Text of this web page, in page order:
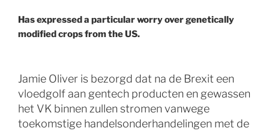
Has expressed a particular worry over genetically
modified crops from the US.
Jamie Oliver is bezorgd dat na de Brexit een
vloedgolf aan gentech producten en gewassen
het VK binnen zullen stromen vanwege
toekomstige handelsonderhandelingen met de